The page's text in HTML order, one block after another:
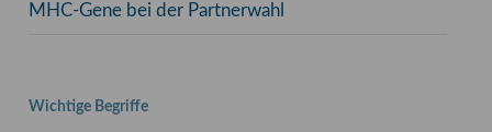
MHC-Gene bei der Partnerwahl
Wichtige Begriffe